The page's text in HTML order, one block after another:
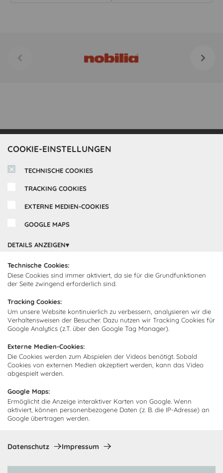
COOKIE-EINSTELLUNGEN
TECHNISCHE COOKIES
TRACKING COOKIES
EXTERNE MEDIEN-COOKIES
GOOGLE MAPS
DETAILS ANZEIGEN
Technische Cookies:
Diese Cookies sind immer aktiviert, da sie für die Grundfunktionen
der Seite zwingend erforderlich sind.
Tracking Cookies:
Um unsere Website kontinuierlich zu verbessern, analysieren wir die
Verhaltensweisen der Besucher. Dazu nutzen wir Tracking Cookies für
Google Analytics (z.T. über den Google Tag Manager).
Externe Medien-Cookies:
Die Cookies werden zum Abspielen der Videos benötigt. Sobald
Cookies von externen Medien akzeptiert werden, kann das Video
abgespielt werden.
Google Maps:
Ermöglicht die Anzeige interaktiver Karten von Google. Wenn
aktiviert, können personenbezogene Daten (z. B. die IP-Adresse) an
Google übertragen werden.
Datenschutz Impressum
Inspirationen
Über uns
Impressum
Kundendienst
Montage
Zahlarten
Abholorte
Abonnieren Sie unseren
Newsletter und empfangen Sie
Neuigkeiten und Angebote
Ich bin damit einverstanden, dass Cocooning24 mich regelmäßig
Diese Einwilligung kann jederzeit widerrufen werden. Einzelheiten
sind in derDatenschutzrichtlinie zu finden.
Zahlungsmethoden